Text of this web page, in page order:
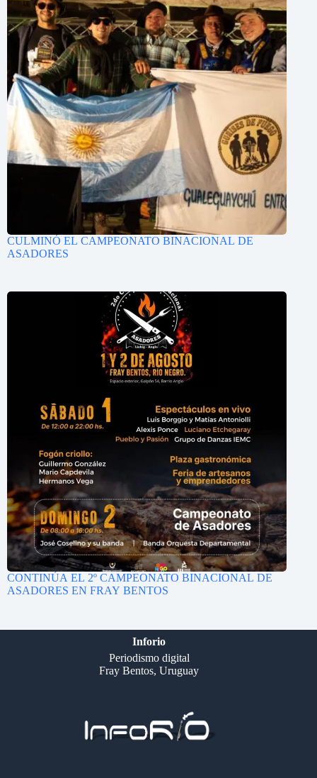
CULMINÓ EL CAMPEONATO BINACIONAL DE
ASADORES
CONTINÚA EL 2º CAMPEONATO BINACIONAL DE
ASADORES EN FRAY BENTOS
Inforio
Periodismo digital
Fray Bentos, Uruguay